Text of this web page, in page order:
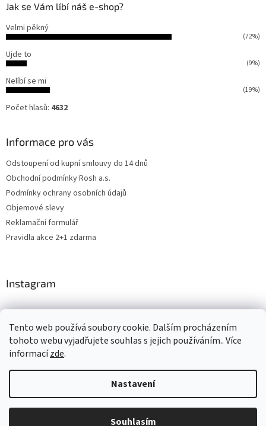
Tento web používá soubory cookie. Dalším procházením
tohoto webu vyjadřujete souhlas s jejich používáním.. Více
informacízde.
Nastavení
Souhlasím
Jak se Vám líbí náš e-shop?
Velmi pěkný
(72%)
Ujde to
(9%)
Nelíbí se mi
(19%)
Počet hlasů: 4632
Informace pro vás
Odstoupení od kupní smlouvy do 14 dnů
Obchodní podmínky Rosh a.s.
Podmínky ochrany osobních údajů
Objemové slevy
Reklamační formulář
Pravidla akce 2+1 zdarma
Instagram
Levne4you.cz CARDAMON Online Magazín
Vytvořil Shoptet
ROSH.cz. Všechna práva vyhrazena.